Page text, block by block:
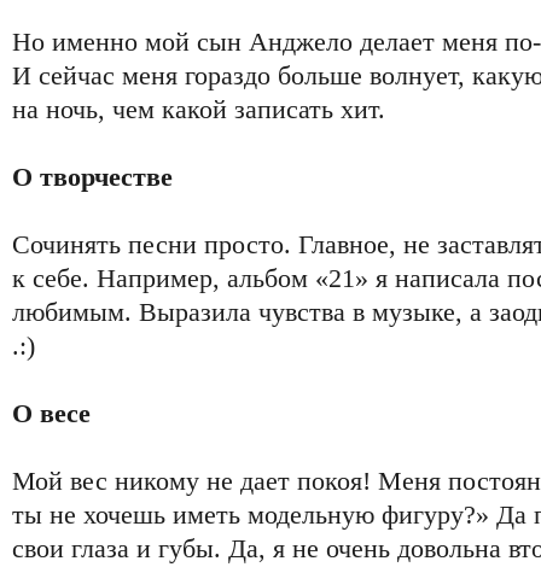
Но именно мой сын Анджело делает меня
И сейчас меня гораздо больше волнует,
на ночь, чем какой записать хит.
О творчестве
Сочинять песни просто. Главное, не
к себе. Например, альбом «21» я написала
любимым. Выразила чувства в музыке, а
.:)
О весе
Мой вес никому не дает покоя! Меня
ты не хочешь иметь модельную фигуру?» Да
свои глаза и губы. Да, я не очень довольна